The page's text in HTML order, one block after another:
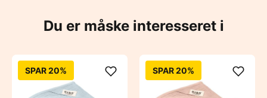
Du er måske interesseret i
SPAR 20% SPAR 20%